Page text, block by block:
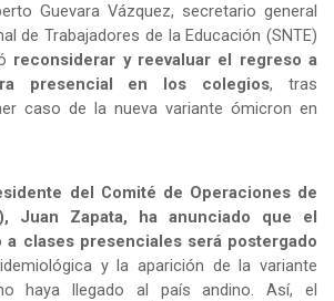
Guevara Vázquez, secretario general
de Trabajadores de la Educación (SNTE)
reconsiderar y reevaluar el regreso a
presencial en los colegios, tras
caso de la nueva variante ómicron en
del Comité de Operaciones de
Juan Zapata, ha anunciado que el
a clases presenciales será postergado
y la aparición de la variante
haya llegado al país andino. Así, el